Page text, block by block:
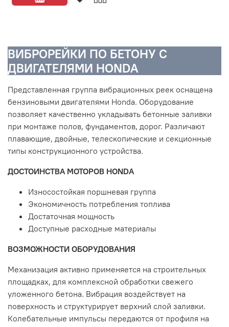
ВИБРОРЕЙКИ ПО БЕТОНУ С
ДВИГАТЕЛЯМИ HONDA
Представленная группа вибрационных реек оснащена
бензиновыми двигателями Honda. Оборудование
позволяет качественно укладывать бетонные заливки
при монтаже полов, фундаментов, дорог. Различают
плавающие, двойные, телескопические и секционные
типы конструкционного устройства.
ДОСТОИНСТВА МОТОРОВ HONDA
Износостойкая поршневая группа
Экономичность потребления топлива
Достаточная мощность
Доступные расходные материалы
ВОЗМОЖНОСТИ ОБОРУДОВАНИЯ
Механизация активно применяется на строительных
площадках, для комплексной обработки свежего
уложенного бетона. Вибрация воздействует на
поверхность и структурирует верхний слой заливки.
Колебательные импульсы передаются от профиля на